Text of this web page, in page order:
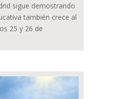
sigue demostrando
también crece al
25 y 26 de